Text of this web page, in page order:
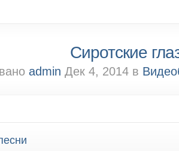
Сиротские
admin Дек 4, 2014 в